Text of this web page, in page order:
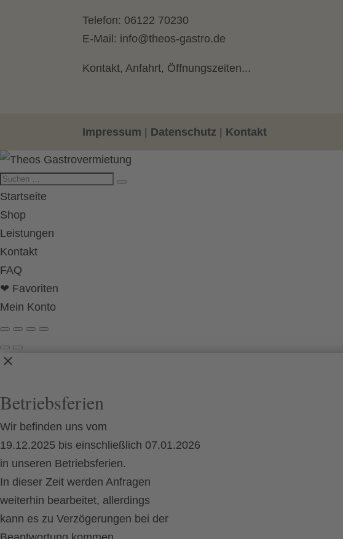
Telefon: 06122 70230
E-Mail: info@theos-gastro.de
Kontakt, Anfahrt, Öffnungszeiten...
Impressum | Datenschutz | Kontakt
Startseite
Shop
Leistungen
Kontakt
FAQ
❤ Favoriten
Mein Konto
Betriebsferien
Wir befinden uns vom
19.12.2025 bis einschließlich 07.01.2026
in unseren Betriebsferien.
In dieser Zeit werden Anfragen
weiterhin bearbeitet, allerdings
kann es zu Verzögerungen bei der